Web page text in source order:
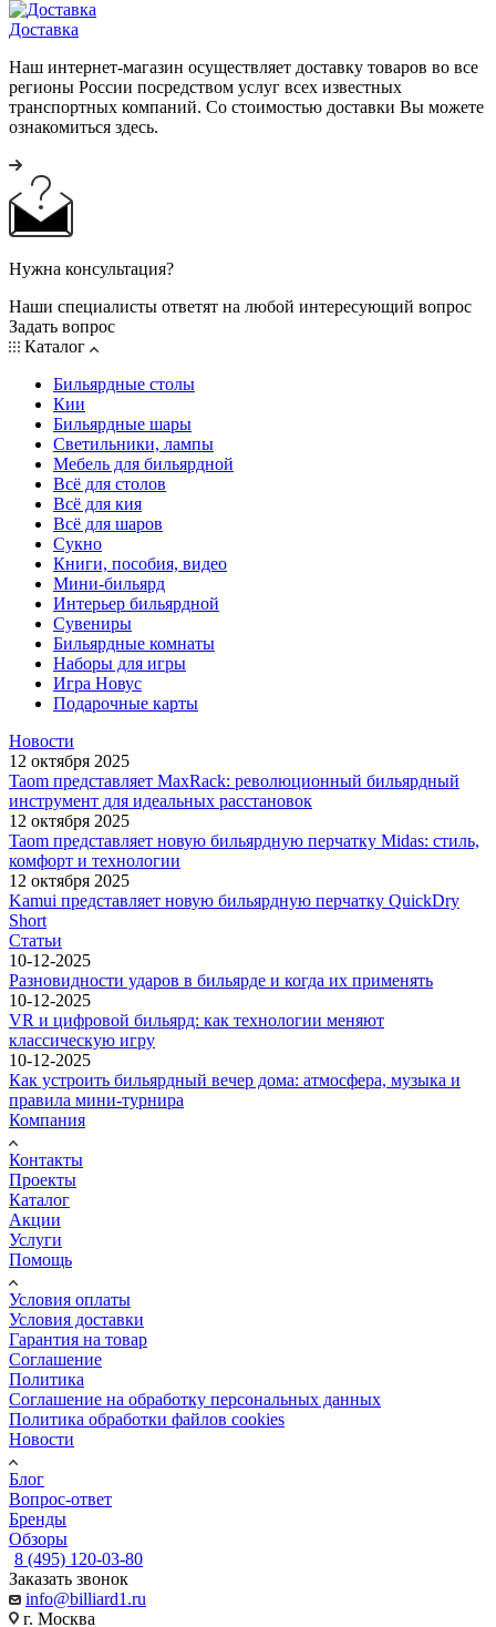
Доставка
Наш интернет-магазин осуществляет доставку товаров во все
регионы России посредством услуг всех известных
транспортных компаний. Со стоимостью доставки Вы можете
ознакомиться здесь.
Нужна консультация?
Наши специалисты ответят на любой интересующий вопрос
Задать вопрос
Каталог
Бильярдные столы
Кии
Бильярдные шары
Светильники, лампы
Мебель для бильярдной
Всё для столов
Всё для кия
Всё для шаров
Сукно
Книги, пособия, видео
Мини-бильярд
Интерьер бильярдной
Сувениры
Бильярдные комнаты
Наборы для игры
Игра Новус
Подарочные карты
Новости
12 октября 2025
Taom представляет MaxRack: революционный бильярдный
инструмент для идеальных расстановок
12 октября 2025
Taom представляет новую бильярдную перчатку Midas: стиль,
комфорт и технологии
12 октября 2025
Kamui представляет новую бильярдную перчатку QuickDry
Short
Статьи
10-12-2025
Разновидности ударов в бильярде и когда их применять
10-12-2025
VR и цифровой бильярд: как технологии меняют
классическую игру
10-12-2025
Как устроить бильярдный вечер дома: атмосфера, музыка и
правила мини-турнира
Компания
Контакты
Проекты
Каталог
Акции
Услуги
Помощь
Условия оплаты
Условия доставки
Гарантия на товар
Соглашение
Политика
Соглашение на обработку персональных данных
Политика обработки файлов cookies
Новости
Блог
Вопрос-ответ
Бренды
Обзоры
8 (495) 120-03-80
Заказать звонок
info@billiard1.ru
г. Москва